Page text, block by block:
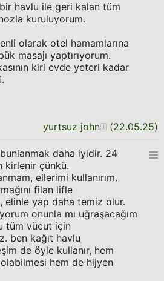
havlu ile geri kalan tüm
kuruluyorum.
olarak otel hamamlarına
masajı yaptırıyorum.
kiri evde yeteri kadar
yurtsuz john (22.05.25)
daha iyidir. 24
kirlenir çünkü.
ellerimi kullanırım.
filan lifle
elinle yap daha temiz olur.
onunla mı uğraşacağım
tüm vücut için
ben kağıt havlu
de öyle kullanır, hem
hem de hijyen